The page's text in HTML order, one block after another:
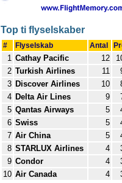
Top ti flyselskaber
# Flyselskab Antal
1 Cathay Pacific 12
2 Turkish Airlines 11
3 Discover Airlines 10
4 Delta Air Lines 9
5 Qantas Airways 5
6 Swiss 5
7 Air China 5
8 STARLUX Airlines 4
9 Condor 4
10 Air Canada 4